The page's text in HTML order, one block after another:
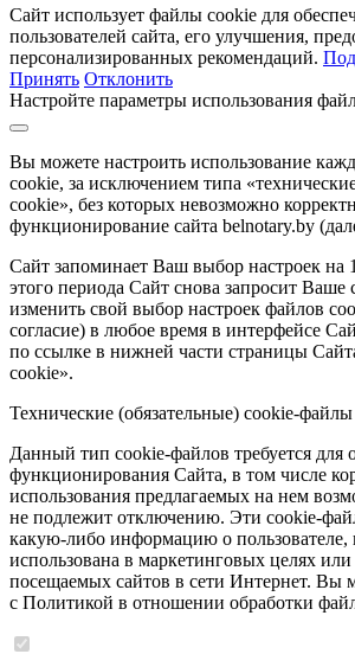
Сайт использует файлы cookie для
пользователей сайта, его улучшения,
персонализированных рекомендаций.
Принять Отклонить
Настройте параметры использования
Вы можете настроить использование
cookie, за исключением типа
cookie», без которых невозможно
функционирование сайта belnotary.by
Сайт запоминает Ваш выбор настроек на
этого периода Сайт снова запросит Ваше
изменить свой выбор настроек файлов
согласие) в любое время в интерфейсе
по ссылке в нижней части страницы
cookie».
Технические (обязательные) cookie-файлы
Данный тип cookie-файлов требуется для
функционирования Сайта, в том числе
использования предлагаемых на нем
не подлежит отключению. Эти cookie-
какую-либо информацию о пользователе,
использована в маркетинговых целях или
посещаемых сайтов в сети Интернет. Вы
с Политикой в отношении обработки